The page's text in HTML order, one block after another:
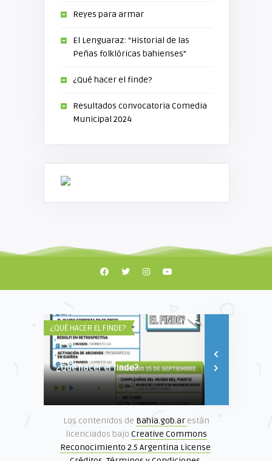
Reyes para armar
El Lenguaraz: “Historial de las
Peñas folklóricas bahienses”
¿Qué hacer el finde?
Resultados convocatoria Comedia
Municipal 2024
¿QUÉ HACER EL FINDE?
¿Qué hacer el finde?
Los contenidos de Bahia.gob.ar están
licenciados bajo Creative Commons
Reconocimiento 2.5 Argentina License.